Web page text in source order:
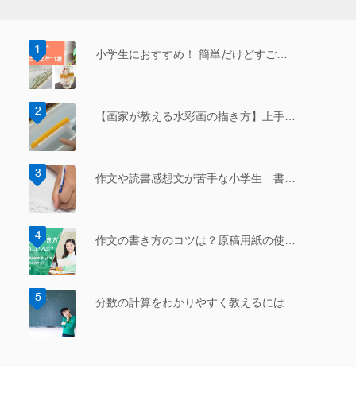
小学生におすすめ！ 簡単だけどすご…
【画家が教える水彩画の描き方】上手…
作文や読書感想文が苦手な小学生 書…
作文の書き方のコツは？原稿用紙の使…
分数の計算をわかりやすく教えるには…